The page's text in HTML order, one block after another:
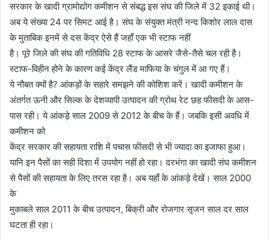
सरकार के खादी ग्रामोद्योग कमीशन से संबद्ध इस संघ की जिले में 32 इकाई थी।
अब ये संख्या 24 पर सिमट आई है। संघ के संयुक्त मंत्री नन्द किशोर लाल दास
के मुताबिक इनमें से दस केंद्र ऐसे हैं जहाँ एक भी स्टाफ नहीं
है। पूरे जिले की संघ की गतिविधि 28 स्टाफ के आसरे जैसे-तैसे चल रही है।
स्टाफ-विहीन होने के कारण कई केंद्र लैंड माफिया के चंगुल में आ गए हैं।
ये नौबत क्यों है? आंकड़ों के सहारे समझने की कोशिश करें। खादी कमीशन के
अंतर्गत ऊनी और सिल्क के देशव्यापी उत्पादन की ग्रोथ रेट छह फीसदी के आस-
पास रही। ये आंकड़े साल 2009 से 2012 के बीच के हैं। जबकि इसी अवधि में
कमीशन को
केंद्र सरकार की सहायता राशि में पचास फीसदी से भी ज्यादा का इजाफा हुआ।
यानि इन पैसों का सही दिशा में उपयोग नहीं हो रहा। दरभंगा का खादी संघ कमीशन
से पैसों की सहायता के लिए तरस रहा है। अब यहाँ के आंकड़े देखें। साल 2000
के
मुकाबले साल 2011 के बीच उत्पादन, बिक्री और रोजगार सृजन साल दर साल
घटता ही रहा।